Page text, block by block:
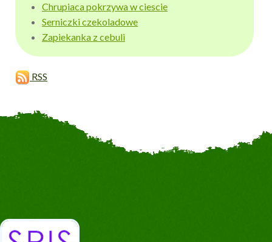
Chrupiaca pokrzywa w ciescie
Serniczki czekoladowe
Zapiekanka z cebuli
RSS